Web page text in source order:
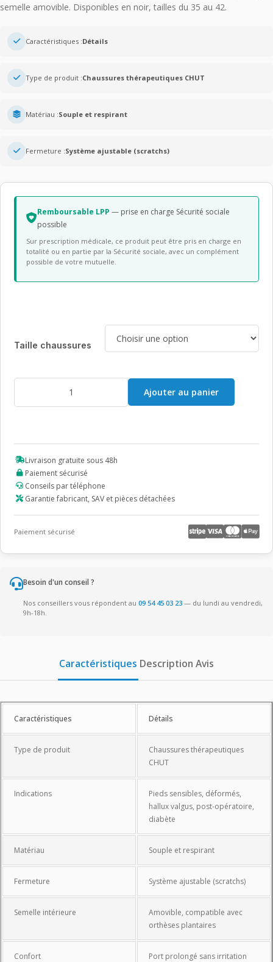
semelle amovible. Disponibles en noir, tailles du 35 au 42.
Caractéristiques :Détails
Type de produit :Chaussures thérapeutiques CHUT
Matériau :Souple et respirant
Fermeture :Système ajustable (scratchs)
Remboursable LPP — prise en charge Sécurité sociale
possible
Sur prescription médicale, ce produit peut être pris en charge en
totalité ou en partie par la Sécurité sociale, avec un complément
possible de votre mutuelle.
Taille chaussures
Chaussures
Ajouter au panier
Livraison gratuite sous 48h
Paiement sécurisé
Conseils par téléphone
Garantie fabricant, SAV et pièces détachées
Paiement sécurisé
Besoin d'un conseil ?
Nos conseillers vous répondent au 09 54 45 03 23 — du lundi au vendredi,
9h-18h.
Caractéristiques Description Avis
Caractéristiques
Caractéristiques Détails
Type de produit
Chaussures thérapeutiques
CHUT
Indications
Pieds sensibles, déformés,
hallux valgus, post-opératoire,
diabète
Matériau Souple et respirant
Fermeture Système ajustable (scratchs)
Semelle intérieure
Amovible, compatible avec
orthèses plantaires
Confort Port prolongé sans irritation